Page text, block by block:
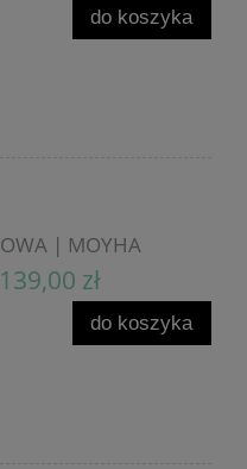
do koszyka
| MOYHA
139,00 zł
do koszyka